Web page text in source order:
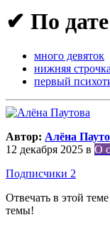
✔ По
много девяток
нижняя
первый
Автор: Алёна
12 декабря 2025 в О
Подписчики 2
Отвечать в этой
темы!